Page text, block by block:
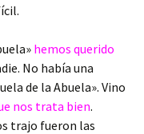
hemos querido
No había una
de la Abuela». Vino
nos trata bien.
trajo fueron las